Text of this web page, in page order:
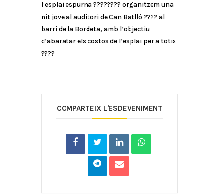
l’esplai espurna ???????? organitzem una
nit jove al auditori de Can Batlló ???? al
barri de la Bordeta, amb l’objectiu
d’abaratar els costos de l’esplai per a totis
????
COMPARTEIX L'ESDEVENIMENT